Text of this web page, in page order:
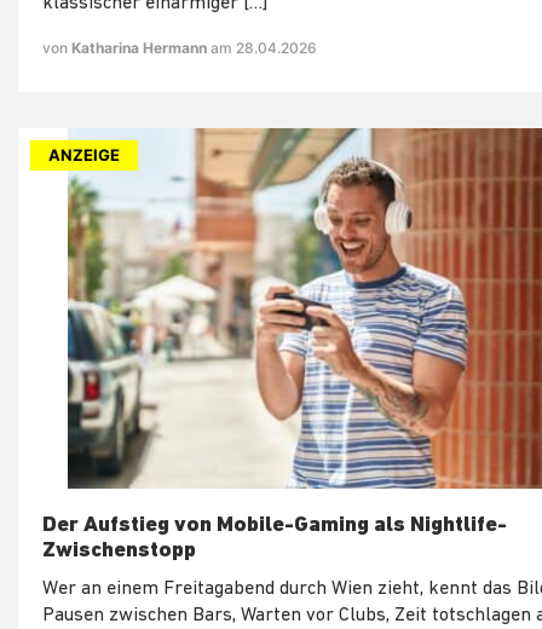
von Katharina Hermann am 28.04.2026
ANZEIGE
Der Aufstieg von Mobile-Gaming als Nightlife-
Zwischenstopp
Wer an einem Freitagabend durch Wien zieht, kennt das
Pausen zwischen Bars, Warten vor Clubs, Zeit totschlagen